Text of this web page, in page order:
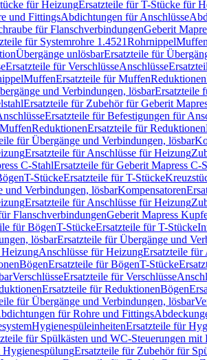
für HeizungErsatzteile für T-Stücke für
und FittingsAbdichtungen für Anschlüsse
für FlanschverbindungenGeberit
für Systemrohre 1.4521RohrnippelMuffen
Übergänge unlösbarErsatzteile für
Ersatzteile für VerschlüsseAnschlüsse
MuffenErsatzteile für MuffenReduktionen
und Verbindungen, lösbarErsatzteile
Ersatzteile für Zubehör für Geberit
Ersatzteile für Befestigungen für
ReduktionenErsatzteile für Reduktionen
für Übergänge und Verbindungen, lösbar
Ersatzteile für Anschlüsse für Heizung
C-StahlErsatzteile für Geberit Mapress C-
T-StückeErsatzteile für T-Stücke
und Verbindungen, lösbarKompensatoren
Ersatzteile für Anschlüsse für Heizung
FlanschverbindungenGeberit Mapress
für BögenT-StückeErsatzteile für T-Stücke
lösbarErsatzteile für Übergänge und
Anschlüsse für HeizungErsatzteile für
BögenErsatzteile für BögenT-Stücke
VerschlüsseErsatzteile für Verschlüsse
Ersatzteile für ReduktionenBögen
für Übergänge und Verbindungen, lösbar
für Rohre und Fittings
HygienespüleinheitenErsatzteile für
für Spülkästen und WC-Steuerungen mit
HygienespülungErsatzteile für Zubehör für